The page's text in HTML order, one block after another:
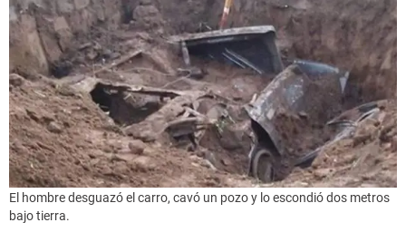
El hombre desguazó el carro, cavó un pozo y lo escondió dos metros
bajo tierra.